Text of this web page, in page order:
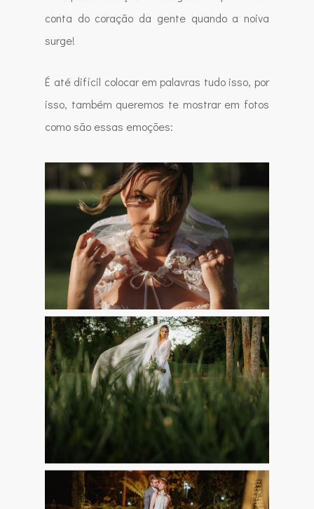
conta do coração da gente quando a noiva
surge!
É até difícil colocar em palavras tudo isso, por
isso, também queremos te mostrar em fotos
como são essas emoções: